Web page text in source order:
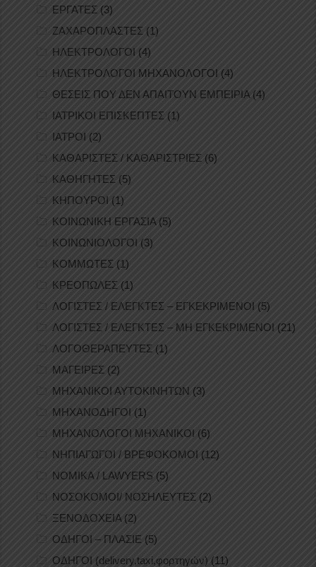
ΕΡΓΑΤΕΣ (3)
ΖΑΧΑΡΟΠΛΑΣΤΕΣ (1)
ΗΛΕΚΤΡΟΛΟΓΟΙ (4)
ΗΛΕΚΤΡΟΛΟΓΟΙ ΜΗΧΑΝΟΛΟΓΟΙ (4)
ΘΕΣΕΙΣ ΠΟΥ ΔΕΝ ΑΠΑΙΤΟΥΝ ΕΜΠΕΙΡΙΑ (4)
ΙΑΤΡΙΚΟΙ ΕΠΙΣΚΕΠΤΕΣ (1)
ΙΑΤΡΟΙ (2)
ΚΑΘΑΡΙΣΤΕΣ / ΚΑΘΑΡΙΣΤΡΙΕΣ (6)
ΚΑΘΗΓΗΤΕΣ (5)
ΚΗΠΟΥΡΟΙ (1)
ΚΟΙΝΩΝΙΚΗ ΕΡΓΑΣΙΑ(5)
ΚΟΙΝΩΝΙΟΛΟΓΟΙ (3)
ΚΟΜΜΩΤΕΣ (1)
ΚΡΕΟΠΩΛΕΣ (1)
ΛΟΓΙΣΤΕΣ / ΕΛΕΓΚΤΕΣ – ΕΓΚΕΚΡΙΜΕΝΟΙ (5)
ΛΟΓΙΣΤΕΣ / ΕΛΕΓΚΤΕΣ – ΜΗ ΕΓΚΕΚΡΙΜΕΝΟΙ (21)
ΛΟΓΟΘΕΡΑΠΕΥΤΕΣ (1)
ΜΑΓΕΙΡΕΣ (2)
ΜΗΧΑΝΙΚΟΙ ΑΥΤΟΚΙΝΗΤΩΝ (3)
ΜΗΧΑΝΟΔΗΓΟΙ (1)
ΜΗΧΑΝΟΛΟΓΟΙ ΜΗΧΑΝΙΚΟΙ (6)
ΝΗΠΙΑΓΩΓΟΙ / ΒΡΕΦΟΚΟΜΟΙ (12)
ΝΟΜΙΚΑ / LAWYERS (5)
ΝΟΣΟΚΟΜΟΙ/ ΝΟΣΗΛΕΥΤΕΣ (2)
ΞΕΝΟΔΟΧΕΙΑ(2)
ΟΔΗΓΟΙ – ΠΛΑΣΙΕ (5)
ΟΔΗΓΟΙ (delivery,taxi,φορτηγών) (11)